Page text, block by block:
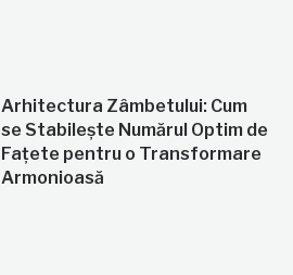
Arhitectura Zâmbetului: Cum
se Stabilește Numărul Optim de
Fațete pentru o Transformare
Armonioasă